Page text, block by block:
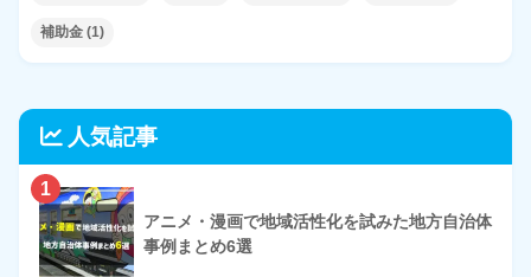
補助金 (1)
人気記事
1
アニメ・漫画で地域活性化を試みた地方自治体
事例まとめ6選